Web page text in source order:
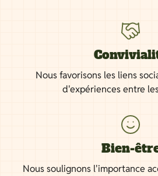
Nous favorisons les liens
d'expériences entre
Bien-
Nous soulignons l'importance